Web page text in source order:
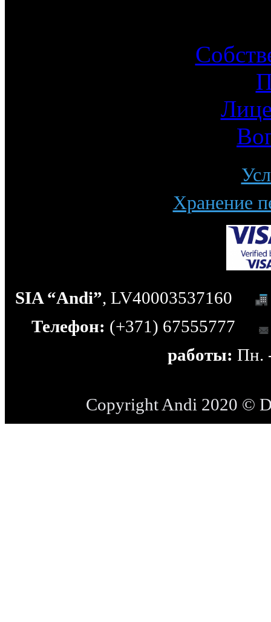
Хранение
SIA “Andi”, LV40003537160
Телефон: (+371) 67555777
работы: Пн.
Copyright Andi 2020 ©